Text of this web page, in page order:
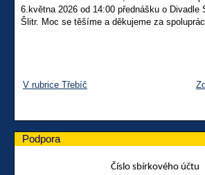
6.května 2026 od 14:00 přednášku o Divadle
Šlitr. Moc se těšíme a děkujeme za
V rubrice Třebíč
Podpora
Číslo sbírkového účtu